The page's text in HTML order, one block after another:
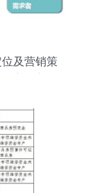
及营销策